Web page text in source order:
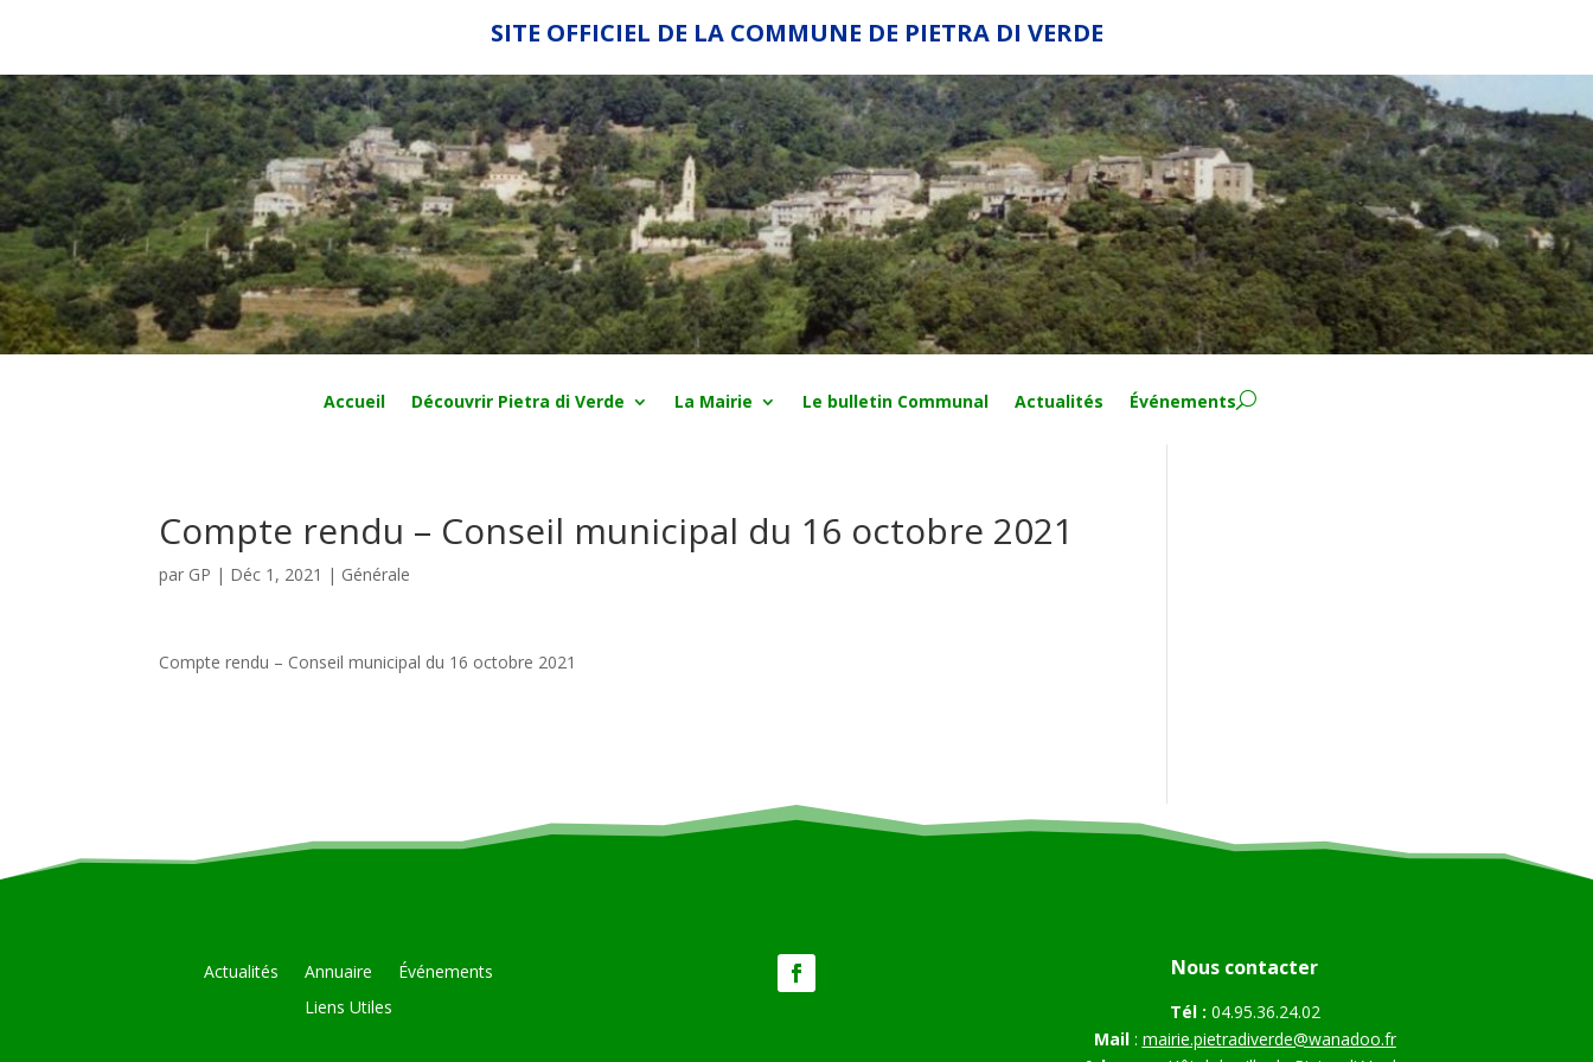
SITE OFFICIEL DE LA COMMUNE DE PIETRA DI VERDE
Accueil Découvrir Pietra di Verde La Mairie Le bulletin Communal Actualités Événements
Compte rendu – Conseil municipal du 16 octobre 2021
par GP | Déc 1, 2021 | Générale
Compte rendu – Conseil municipal du 16 octobre 2021
Actualités Annuaire
Événements
Liens Utiles
Nous contacter
Tél : 04.95.36.24.02
Mail: mairie.pietradiverde@wanadoo.fr